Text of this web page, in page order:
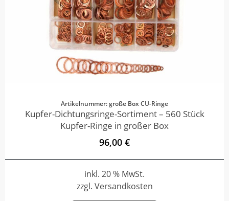
Artikelnummer: große Box CU-Ringe
Kupfer-Dichtungsringe-Sortiment – 560 Stück
Kupfer-Ringe in großer Box
96,00 €
inkl. 20 % MwSt.
zzgl. Versandkosten